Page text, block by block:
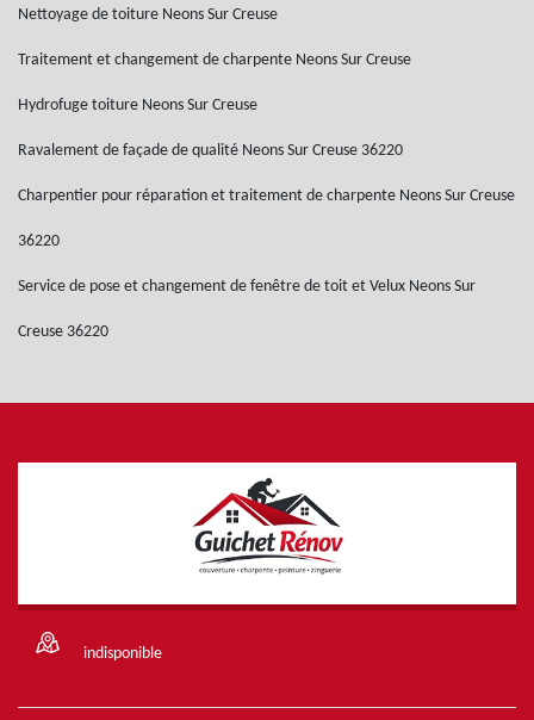
Nettoyage de toiture Neons Sur Creuse
Traitement et changement de charpente Neons Sur Creuse
Hydrofuge toiture Neons Sur Creuse
Ravalement de façade de qualité Neons Sur Creuse 36220
Charpentier pour réparation et traitement de charpente Neons Sur Creuse
36220
Service de pose et changement de fenêtre de toit et Velux Neons Sur
Creuse 36220
indisponible